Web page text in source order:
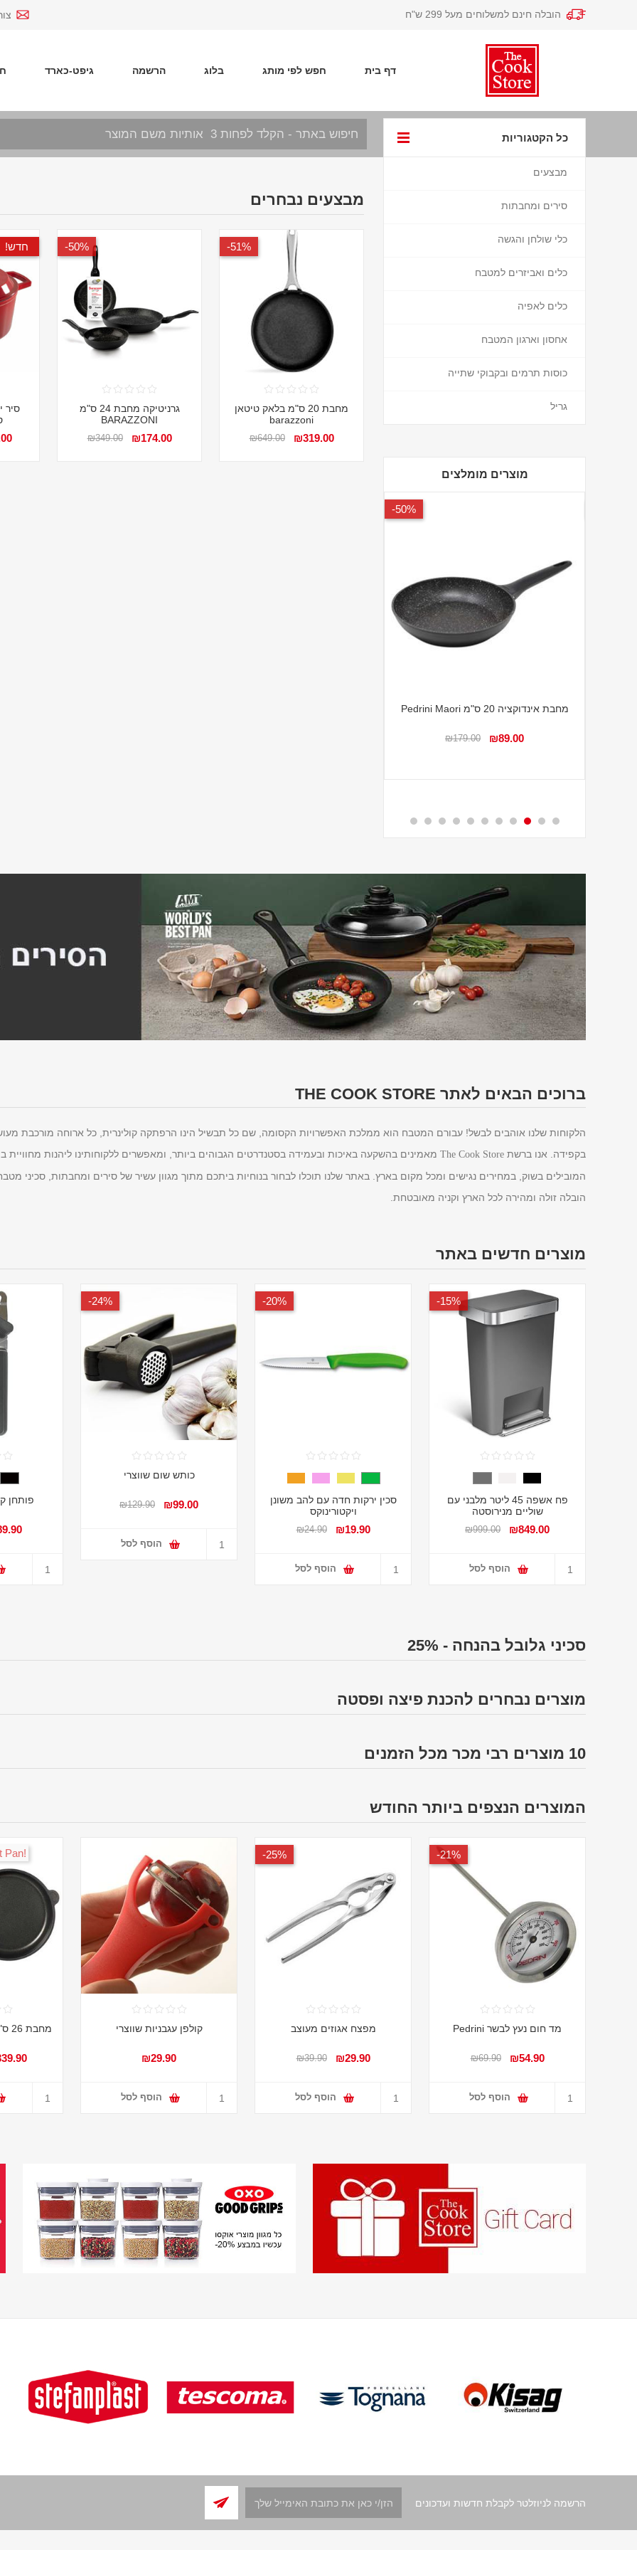
הובלה חינם למשלוחים מעל 299 ש"ח
דף בית חפש לפי מותג בלוג הרשמה גיפט-כארד
כל הקטגוריות
מבצעים
סירים ומחבתות
כלי שולחן והגשה
כלים ואביזרים למטבח
כלים לאפיה
אחסון וארגון המטבח
כוסות תרמים ובקבוקי שתייה
גריל
מוצרים מומלצים
50%-
מחבת אינדוקציה 20 ס"מ Pedrini Maori
₪89.00
₪179.00
מבצעים נבחרים
51%-
מחבת 20 ס"מ בלאק טיטאן
barazzoni
₪319.00
₪649.00
50%-
גרניטיקה מחבת 24 ס"מ
BARAZZONI
₪174.00
₪349.00
חדש!
ברוכים הבאים לאתר THE COOK STORE
הלקוחות שלנו אוהבים לבשל! עבורם המטבח הוא ממלכת האפשרויות הקסומה, שם כל תבשיל הינו הרפתקה קולינרית, כל ארוחה מורכבת
בקפידה. אנו ברשת The Cook Store מאמינים בהשקעה באיכות ובעמידה בסטנדרטים הגבוהים ביותר, ומאפשרים ללקוחותינו ליהנות
המובילים בשוק, במחירים נגישים ומכל מקום בארץ. באתר שלנו תוכלו לבחור בנוחיות ביתכם מתוך מגוון עשיר של סירים ומחבתות, סכיני
הובלה זולה ומהירה לכל הארץ וקניה מאובטחת.
מוצרים חדשים באתר
15%-
פח אשפה 45 ליטר מלבני עם
שוליים מנירוסטה
₪849.00
₪999.00
הוסף לסל
20%-
סכין ירקות חדה עם להב משונן
ויקטורינוקס
₪19.90
₪24.90
הוסף לסל
24%-
כותש שום שווצרי
₪99.00
₪129.90
הוסף לסל
פותחן
סכיני גלובל בהנחה - 25%
מוצרים נבחרים להכנת פיצה ופסטה
10 מוצרים רבי מכר מכל הזמנים
המוצרים הנצפים ביותר החודש
21%-
מד חום נעץ לבשר Pedrini
₪54.90
₪69.90
הוסף לסל
25%-
מפצח אגוזים מעוצב
₪29.90
₪39.90
הוסף לסל
קולפן עגבניות שווצרי
₪29.90
הוסף לסל
!World's Best Pan
מחבת 26 ס"מ עם ציפוי טיטניום
הרשמה לניוזלטר לקבלת חדשות ועדכונים